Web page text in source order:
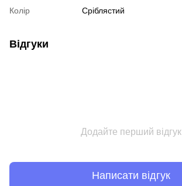
Колір
Сріблястий
Відгуки
Додайте перший відгук
Написати відгук